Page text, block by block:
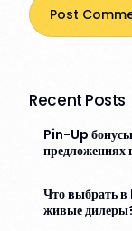
Recent Posts
Pin-Up
предложениях
Что выбрать
живые